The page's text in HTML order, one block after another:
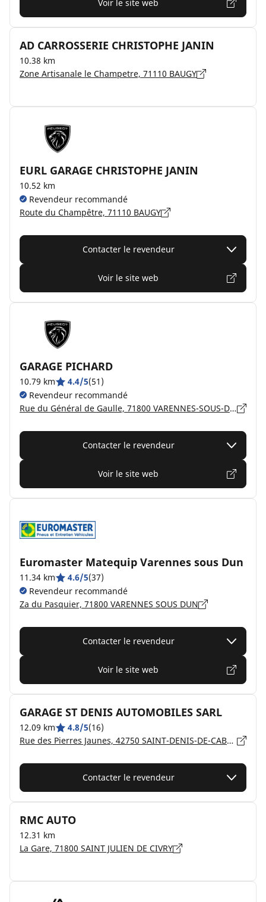
Voir le site web
AD CARROSSERIE CHRISTOPHE JANIN
10.38 km
Zone Artisanale le Champetre, 71110 BAUGY
EURL GARAGE CHRISTOPHE JANIN
10.52 km
Revendeur recommandé
Route du Champêtre, 71110 BAUGY
Contacter le revendeur
Voir le site web
GARAGE PICHARD
10.79 km 4.4/5(51)
Revendeur recommandé
Rue du Général de Gaulle, 71800 VARENNES-SOUS-DUN
Contacter le revendeur
Voir le site web
Euromaster Matequip Varennes sous Dun
11.34 km 4.6/5(37)
Revendeur recommandé
Za du Pasquier, 71800 VARENNES SOUS DUN
Contacter le revendeur
Voir le site web
GARAGE ST DENIS AUTOMOBILES SARL
12.09 km 4.8/5(16)
Rue des Pierres Jaunes, 42750 SAINT-DENIS-DE-CABANNE
Contacter le revendeur
RMC AUTO
12.31 km
La Gare, 71800 SAINT JULIEN DE CIVRY